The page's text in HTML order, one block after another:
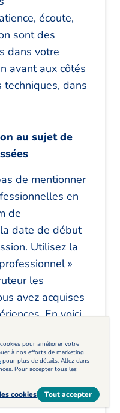
écoute,
sont des
dans votre
avant aux côtés
techniques, dans
au sujet de
de mentionner
en
de
date de début
Utilisez la
»
les
avez acquises
En voici
de
âgés de 3 mois
de la vie
brossage des
socialisation.
pour améliorer votre
à nos efforts de marketing.
pour plus de détails. Allez dans
Pour accepter tous les
Tout accepter
cookies